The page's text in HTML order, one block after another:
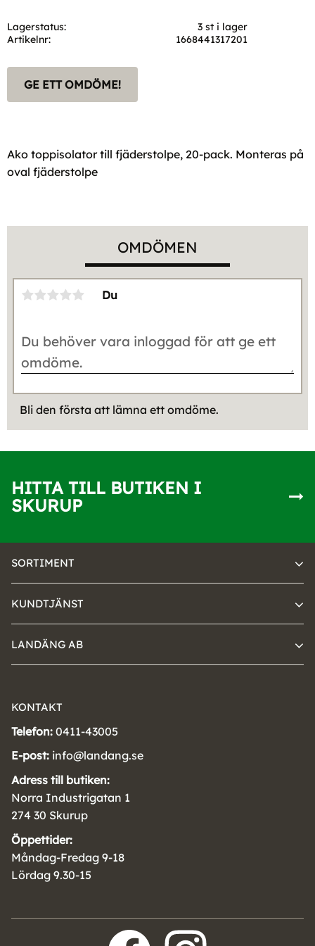
Lagerstatus
3 st i lager
Artikelnr
1668441317201
GE ETT OMDÖME!
Ako toppisolator till fjäderstolpe, 20-pack. Monteras på
oval fjäderstolpe
OMDÖMEN
Du
Bli den första att lämna ett omdöme.
HITTA TILL BUTIKEN I
SKURUP
SORTIMENT
KUNDTJÄNST
LANDÄNG AB
KONTAKT
Telefon: 0411-43005
E-post: info@landang.se
Adress till butiken:
Norra Industrigatan 1
274 30 Skurup
Öppettider:
Måndag-Fredag 9-18
Lördag 9.30-15